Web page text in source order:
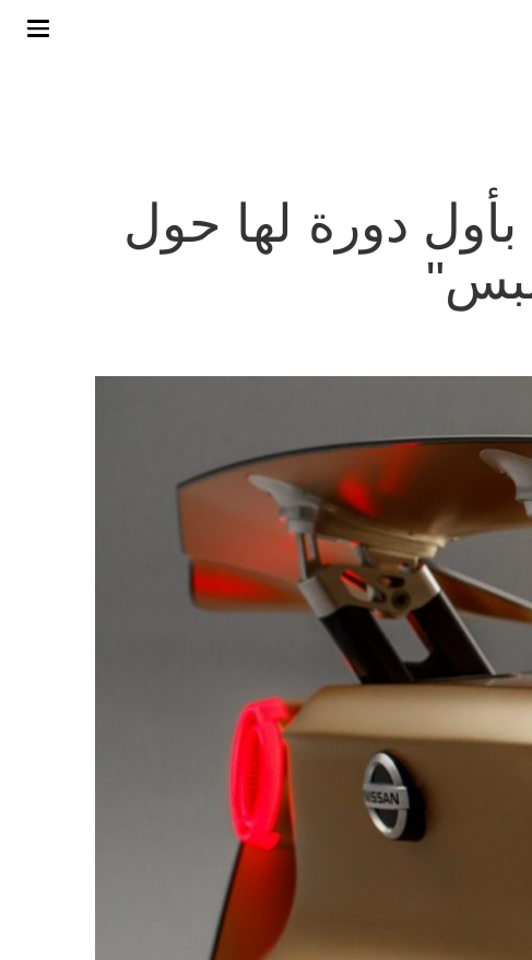
جي تي-آر 50 تقوم بأول دورة لها حول